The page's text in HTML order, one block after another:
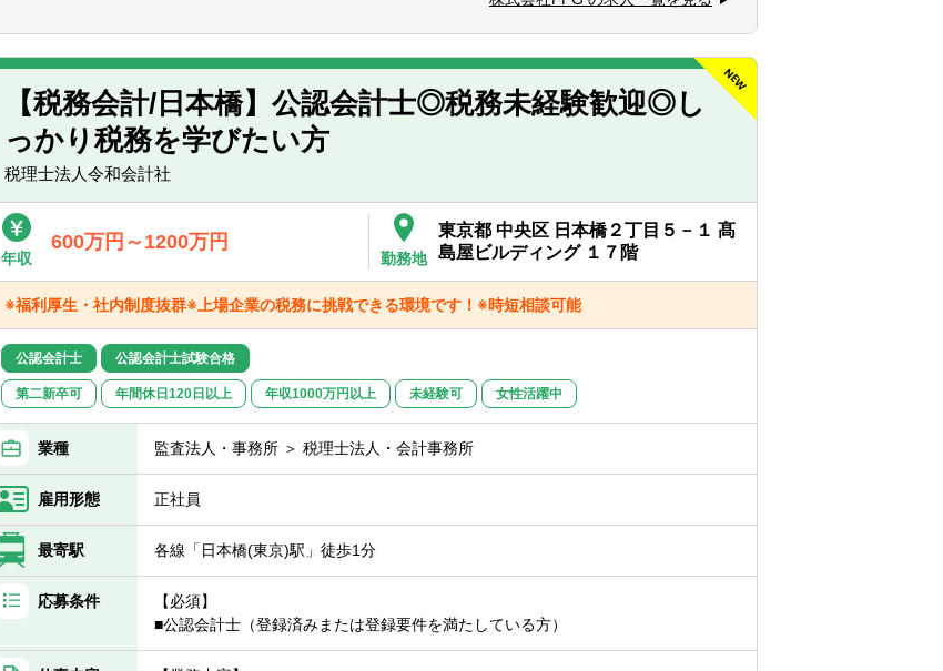
■チーム全体を牽引し、変化に柔軟に対応できる方
■改善提案を行い、組織の成長に貢献できる方
■協調性がありコミュニケーション能力が高い方
です。
■リースファンド会計を担当する経理2部で中核的な役割を担い、若手社員の育成を
通じて組織の成長に直接貢献できます。
■ＳＰＣ会計や信託会計など幅広い金融商品に関する会計知識や税務知識を深めるこ
とができます。
【配属部署】
■経理２部 9名（男性：4名、女性：5名）
【税務会計/日本橋】公認会計士◎税務未経験歓迎◎し
っかり税務を学びたい方
税理士法人令和会計社
年収
600万円～1200万円
勤務地
東京都 中央区 日本橋２丁目５－１ 髙
島屋ビルディング １７階
※福利厚生・社内制度抜群※上場企業の税務に挑戦できる環境です！※時短相談可能
公認会計士 公認会計士試験合格
第二新卒可 年間休日120日以上 年収1000万円以上 未経験可 女性活躍中
業種 監査法人・事務所 ＞ 税理士法人・会計事務所
雇用形態 正社員
最寄駅 各線「日本橋(東京)駅」徒歩1分
応募条件
【必須】
■公認会計士（登録済みまたは登録要件を満たしている方）